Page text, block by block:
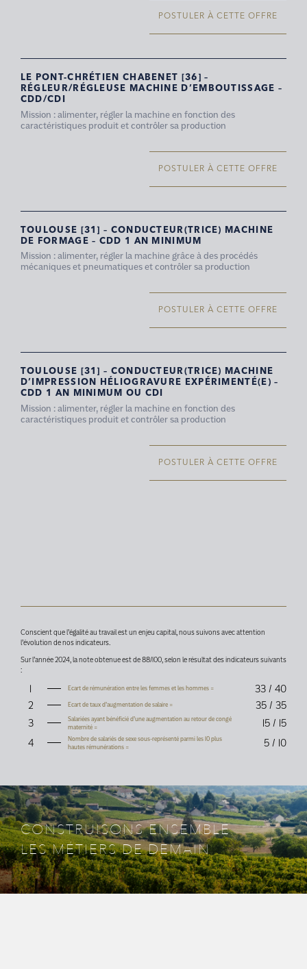
POSTULER À CETTE OFFRE
LE PONT-CHRÉTIEN CHABENET [36] –
RÉGLEUR/RÉGLEUSE MACHINE D’EMBOUTISSAGE –
CDD/CDI
Mission : alimenter, régler la machine en fonction des
caractéristiques produit et contrôler sa production
POSTULER À CETTE OFFRE
TOULOUSE [31] – CONDUCTEUR(TRICE) MACHINE
DE FORMAGE – CDD 1 AN MINIMUM
Mission : alimenter, régler la machine grâce à des procédés
mécaniques et pneumatiques et contrôler sa production
POSTULER À CETTE OFFRE
TOULOUSE [31] – CONDUCTEUR(TRICE) MACHINE
D’IMPRESSION HÉLIOGRAVURE EXPÉRIMENTÉ(E) –
CDD 1 AN MINIMUM OU CDI
Mission : alimenter, régler la machine en fonction des
caractéristiques produit et contrôler sa production
POSTULER À CETTE OFFRE
Conscient que l’égalité au travail est un enjeu capital, nous suivons avec attention
l’évolution de nos indicateurs.
Sur l’année 2024, la note obtenue est de 88/100, selon le résultat des indicateurs suivants
:
1 Ecart de rémunération entre les femmes et les hommes = 33 / 40
2
Ecart de taux d’augmentation de salaire = 35 / 35
3
Salariées ayant bénéficié d’une augmentation au retour de congé
maternité =
15 / 15
4
Nombre de salariés de sexe sous-représenté parmi les 10 plus
hautes rémunérations =
5 / 10
CONSTRUISONS ENSEMBLE
LES MÉTIERS DE DEMAIN